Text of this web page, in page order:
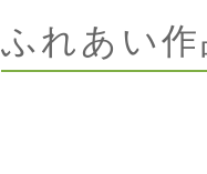
ふれあい作